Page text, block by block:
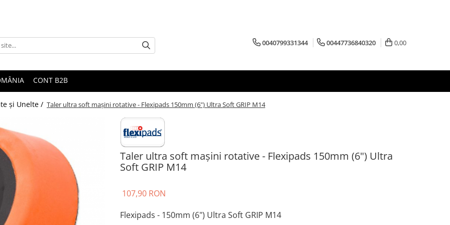
0040799331344 00447736840320 0,00
CONT B2B
şi Unelte / Taler ultra soft maşini rotative - Flexipads 150mm (6") Ultra Soft GRIP M14
Taler ultra soft maşini rotative - Flexipads 150mm (6") Ultra
Soft GRIP M14
107,90 RON
Flexipads - 150mm (6") Ultra Soft GRIP M14